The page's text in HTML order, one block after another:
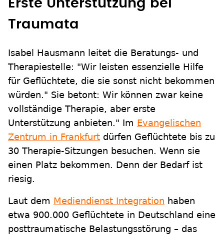
Erste Unterstützung bei
Traumata
Isabel Hausmann leitet die Beratungs- und
Therapiestelle: "Wir leisten essenzielle Hilfe
für Geflüchtete, die sie sonst nicht bekommen
würden." Sie betont: Wir können zwar keine
vollständige Therapie, aber erste
Unterstützung anbieten." Im Evangelischen
Zentrum in Frankfurt dürfen Geflüchtete bis zu
30 Therapie-Sitzungen besuchen. Wenn sie
einen Platz bekommen. Denn der Bedarf ist
riesig.
Laut dem Mediendienst Integration haben
etwa 900.000 Geflüchtete in Deutschland eine
posttraumatische Belastungsstörung – das